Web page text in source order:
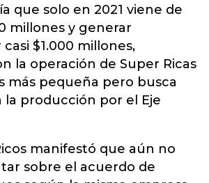
que solo en 2021 viene de
millones y generar
$1.000 millones,
la operación de Super Ricas
más pequeña pero busca
producción por el Eje
manifestó que aún no
sobre el acuerdo de